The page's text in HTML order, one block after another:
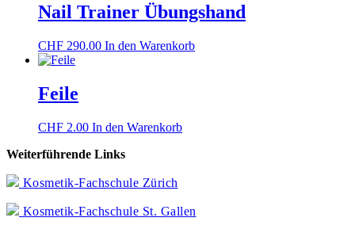
Nail Trainer Übungshand
CHF 290.00 In den Warenkorb
Feile
CHF 2.00 In den Warenkorb
Weiterführende Links
Kosmetik-Fachschule Zürich
Kosmetik-Fachschule St. Gallen